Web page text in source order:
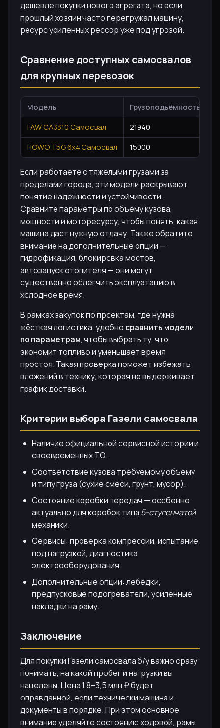
дешевле покупки нового агрегата, но если
прошлый хозяин часто перегружал машину,
ресурс усиленных рессор уже под угрозой.
Сравнение доступных самосвалов
для крупных перевозок
Модель
Грузоподъёмность, кг
FAW CA3310 Самосвал
21940
HOWO T5G 6х4 Самосвал
15000
Если работаете с тяжёлыми грузами за
пределами города, эти модели раскрывают
понятие надёжности и устойчивости.
Сравните параметры по объёму кузова,
мощности и моторесурсу, чтобы понять, какая
машина даст нужную отдачу. Также обратите
внимание на дополнительные опции —
гидрофикация, блокировка мостов,
автозапуск отопителя — они могут
существенно облегчить эксплуатацию в
холодное время.
В рамках закупок по проектам, где нужна
жёсткая логистика, удобно сравнить модели
по параметрам, чтобы выбрать ту, что
экономит топливо и уменьшает время
простоя. Такая проверка поможет избежать
вложений в технику, которая не выдерживает
график доставки.
Критерии выбора Газели самосвала
Наличие официальной сервисной истории и
своевременных ТО.
Соответствие кузова требуемому объёму
и типу груза (сухие смеси, грунт, мусор).
Состояние коробки передач — особенно
актуально для коробок типа 5-ступенчатой
механики.
Сервисы: проверка компрессии, испытание
под нагрузкой, диагностика
электрооборудования.
Дополнительные опции: лебёдки,
предпусковые подогреватели, усиленные
накладки на раму.
Заключение
Для покупки Газели самосвала б/у важно сразу
понимать, на какой пробег и нагрузки вы
нацелены. Цена 1,8–3,5 млн ₽ будет
оправданной, если технически машина и
документы в порядке. При этом основное
внимание уделяйте состоянию ходовой, рамы